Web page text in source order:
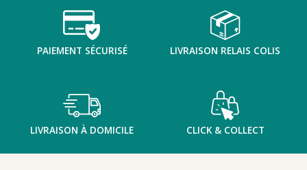
PAIEMENT SÉCURISÉ LIVRAISON RELAIS COLIS
LIVRAISON À DOMICILE CLICK & COLLECT